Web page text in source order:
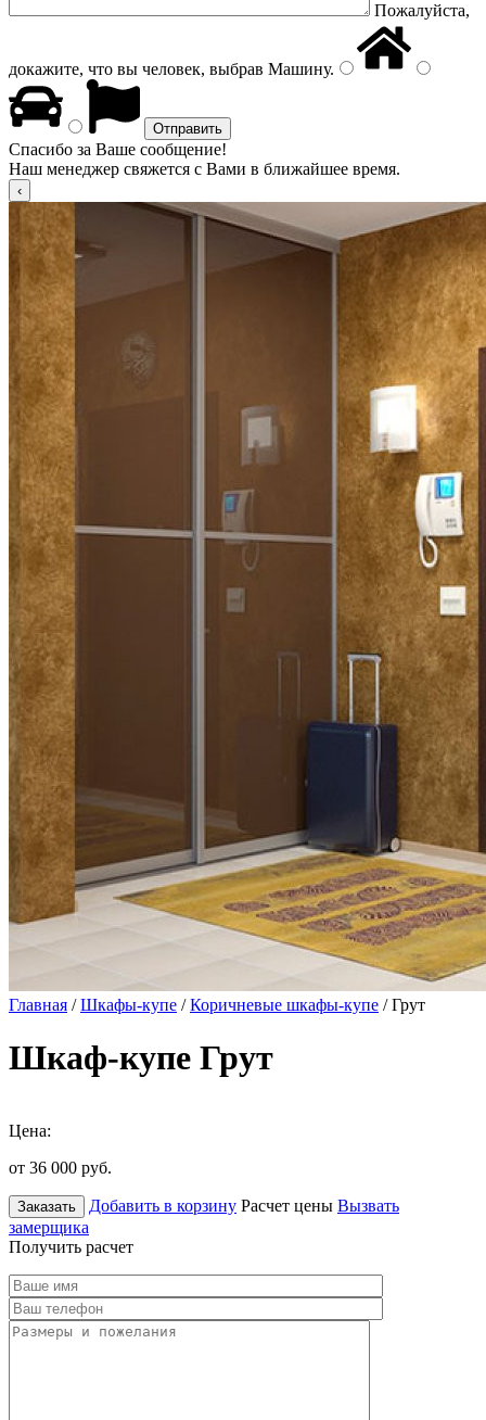
Пожалуйста,
докажите, что вы человек, выбрав Машину.
Спасибо за Ваше сообщение!
Наш менеджер свяжется с Вами в ближайшее время.
Главная /Шкафы-купе /Коричневые шкафы-купе / Грут
Шкаф-купе Грут
Цена:
от 36 000 руб.
Заказать Добавить в корзину Расчет цены Вызвать
замерщика
Получить расчет